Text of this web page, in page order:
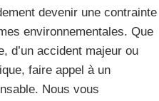
devenir une contrainte
environnementales. Que
d’un accident majeur ou
faire appel à un
Nous vous